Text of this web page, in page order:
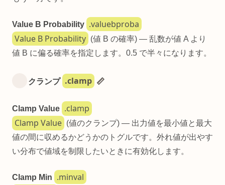
Value B Probability .valuebproba
Value B Probability
(値 B の確率) — 乱数が値 A より
値 B に偏る確率を指定します。0.5 で半々になります。
クランプ .clamp 📏
Clamp Value .clamp
Clamp Value
(値のクランプ) — 出力値を最小値と最大
値の間に収めるかどうかのトグルです。外れ値が出やす
い分布で値域を制限したいときに有効化します。
Clamp Min
.minval